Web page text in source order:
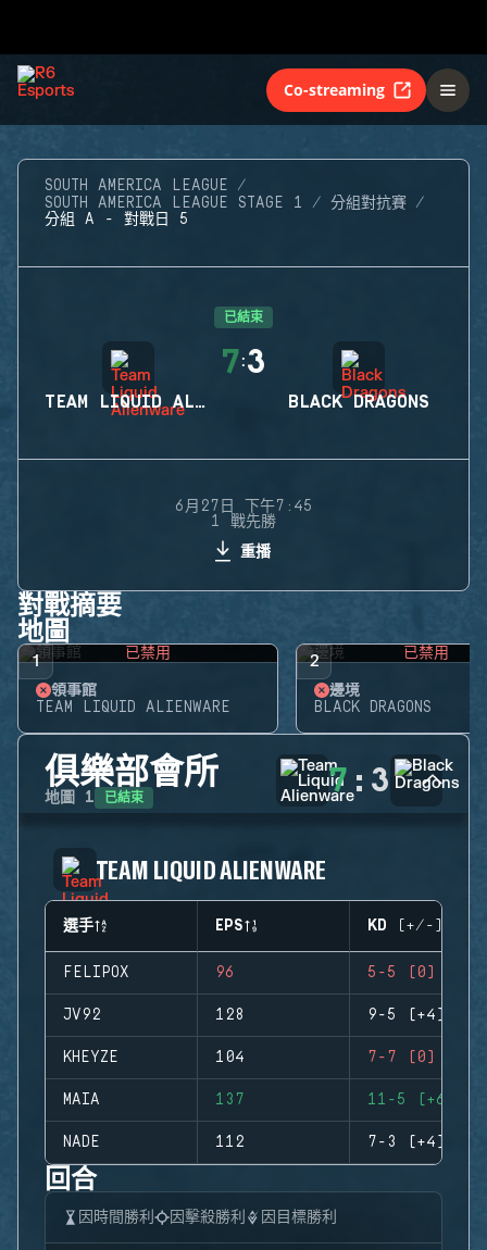
Co-streaming
SOUTH AMERICA LEAGUE
SOUTH AMERICA LEAGUE STAGE 1
分組對抗賽
分組 A - 對戰日 5
已結束
TEAM LIQUID ALIENWARE
7:3
BLACK DRAGONS
6月27日 下午7:45
1 戰先勝
重播
對戰摘要
地圖
1 已禁用
領事館
TEAM LIQUID ALIENWARE
2 已禁用
邊境
BLACK DRAGONS
俱樂部會所
地圖 1 已結束 7 : 3
TEAM LIQUID ALIENWARE
選手 EPS KD (+/-)
FELIPOX 96 5-5 (0)
JV92 128 9-5 (+4)
KHEYZE 104 7-7 (0)
MAIA 137 11-5 (+6)
NADE 112 7-3 (+4)
回合
因時間勝利 因擊殺勝利 因目標勝利